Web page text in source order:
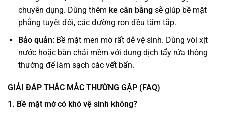
chuyên dụng. Dùng thêm ke cân bằngsẽ giúp bề mặt
phẳng tuyệt đối, các đường ron đều tăm tắp.
Bảo quản:Bề mặt men mờ rất dễ vệ sinh. Dùng vòi xịt
nước hoặc bàn chải mềm với dung dịch tẩy rửa thông
thường để làm sạch các vết bẩn.
GIẢI ĐÁP THẮC MẮC THƯỜNG GẶP (FAQ)
1. Bề mặt mờ có khó vệ sinh không?